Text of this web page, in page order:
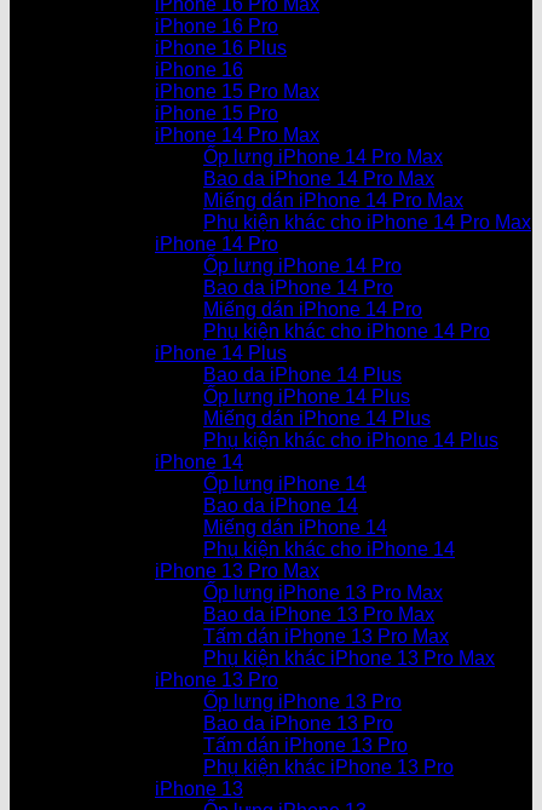
iPhone 16 Pro Max
iPhone 16 Pro
iPhone 16 Plus
iPhone 16
iPhone 15 Pro Max
iPhone 15 Pro
iPhone 14 Pro Max
Ốp lưng iPhone 14 Pro Max
Bao da iPhone 14 Pro Max
Miếng dán iPhone 14 Pro Max
Phụ kiện khác cho iPhone 14 Pro Max
iPhone 14 Pro
Ốp lưng iPhone 14 Pro
Bao da iPhone 14 Pro
Miếng dán iPhone 14 Pro
Phụ kiện khác cho iPhone 14 Pro
iPhone 14 Plus
Bao da iPhone 14 Plus
Ốp lưng iPhone 14 Plus
Miếng dán iPhone 14 Plus
Phụ kiện khác cho iPhone 14 Plus
iPhone 14
Ốp lưng iPhone 14
Bao da iPhone 14
Miếng dán iPhone 14
Phụ kiện khác cho iPhone 14
iPhone 13 Pro Max
Ốp lưng iPhone 13 Pro Max
Bao da iPhone 13 Pro Max
Tấm dán iPhone 13 Pro Max
Phụ kiện khác iPhone 13 Pro Max
iPhone 13 Pro
Ốp lưng iPhone 13 Pro
Bao da iPhone 13 Pro
Tấm dán iPhone 13 Pro
Phụ kiện khác iPhone 13 Pro
iPhone 13